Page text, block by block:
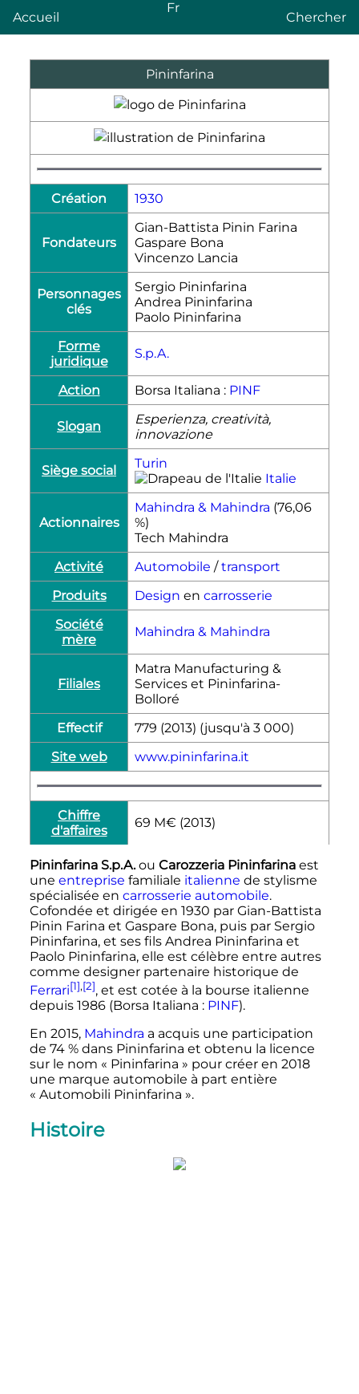
Accueil
Fr
Chercher
Pininfarina
Création 1930
Fondateurs
Gian-Battista Pinin Farina
Gaspare Bona
Vincenzo Lancia
Personnages
clés
Sergio Pininfarina
Andrea Pininfarina
Paolo Pininfarina
Forme
juridique
S.p.A.
Action Borsa Italiana : PINF
Slogan
Esperienza, creatività,
innovazione
Siège social
Turin
Italie
Actionnaires
Mahindra & Mahindra (76,06
%)
Tech Mahindra
Activité
Automobile /transport
Produits
Design en carrosserie
Société
mère
Mahindra & Mahindra
Filiales
Matra Manufacturing &
Services et Pininfarina-
Bolloré
Effectif
779 (2013) (jusqu'à 3 000)
Site web
www.pininfarina.it
Chiffre
d'affaires
69 M€ (2013)
Pininfarina S.p.A.ou Carozzeria Pininfarinaest
une entreprise familiale italienne de stylisme
spécialisée en carrosserie automobile.
Cofondée et dirigée en 1930 par Gian-Battista
Pinin Farina et Gaspare Bona, puis par Sergio
Pininfarina, et ses fils Andrea Pininfarina et
Paolo Pininfarina, elle est célèbre entre autres
comme designer partenaire historique de
Ferrari[1],[2], et est cotée à la bourse italienne
depuis 1986 (Borsa Italiana : PINF).
En 2015, Mahindra a acquis une participation
de 74 % dans Pininfarina et obtenu la licence
sur le nom « Pininfarina » pour créer en 2018
une marque automobile à part entière
« Automobili Pininfarina ».
Histoire